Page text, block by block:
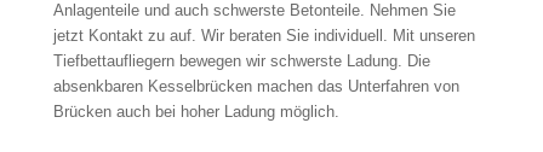
Anlagenteile und auch schwerste Betonteile. Nehmen Sie
jetzt Kontakt zu auf. Wir beraten Sie individuell. Mit unseren
Tiefbettaufliegern bewegen wir schwerste Ladung. Die
absenkbaren Kesselbrücken machen das Unterfahren von
Brücken auch bei hoher Ladung möglich.